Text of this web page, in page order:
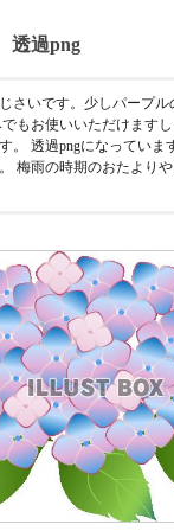
過png
さいです。少しパープ
もお使いいただけます
。 透過pngになっていま
梅雨の時期のおたより